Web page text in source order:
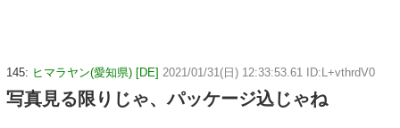
145: ヒマラヤン(愛知県) [DE] 2021/01/31(日) 12:33:53.61 ID:L+vthrdV0
写真見る限りじゃ、パッケージ込じゃね